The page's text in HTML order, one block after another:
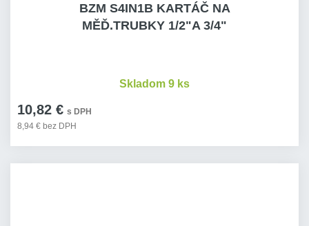
BZM S4IN1B KARTÁČ NA
MĚĎ.TRUBKY 1/2"A 3/4"
10,82 € s DPH
8,94 € bez DPH
Skladom 9 ks